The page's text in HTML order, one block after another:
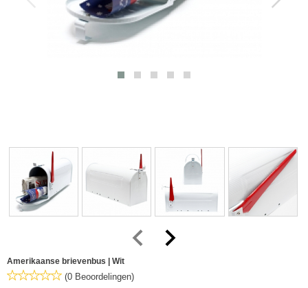
Amerikaanse brievenbus | Wit
(0 Beoordelingen)